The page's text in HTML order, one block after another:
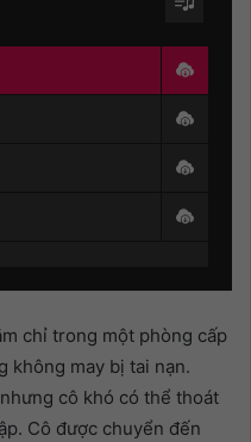
chỉ trong một phòng cấp
không may bị tai nạn.
cô khó có thể thoát
Cô được chuyển đến